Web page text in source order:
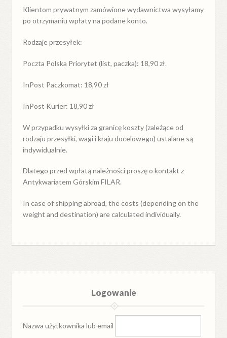
Klientom prywatnym zamówione wydawnictwa wysyłamy
po otrzymaniu wpłaty na podane konto.
Rodzaje przesyłek:
Poczta Polska Priorytet (list, paczka): 18,90 zł.
InPost Paczkomat: 18,90 zł
InPost Kurier: 18,90 zł
W przypadkuwysyłkiza granicękoszty (zależące od
rodzaju przesyłki, wagi i kraju docelowego) ustalane są
indywidualnie.
Dlatego przed wpłatą należności proszę o kontakt z
Antykwariatem Górskim FILAR.
In case of shipping abroad, the costs (depending on the
weight and destination) are calculated individually.
Logowanie
Nazwa użytkownika lub email